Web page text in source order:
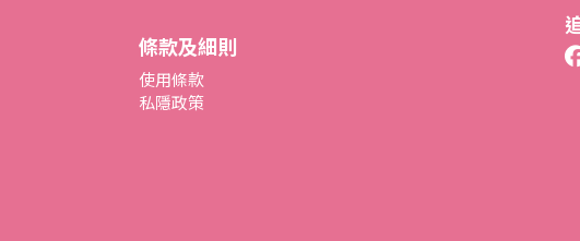
條款及細則
使用條款
私隱政策